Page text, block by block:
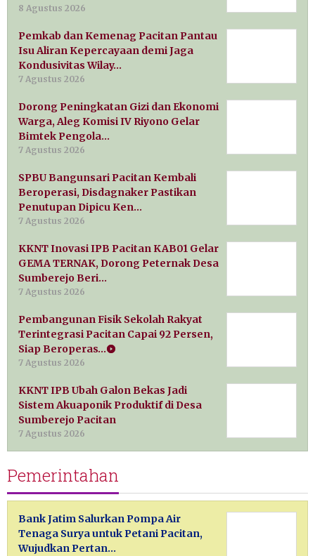
8 Agustus 2026
Pemkab dan Kemenag Pacitan Pantau
Isu Aliran Kepercayaan demi Jaga
Kondusivitas Wilay…
7 Agustus 2026
Dorong Peningkatan Gizi dan Ekonomi
Warga, Aleg Komisi IV Riyono Gelar
Bimtek Pengola…
7 Agustus 2026
SPBU Bangunsari Pacitan Kembali
Beroperasi, Disdagnaker Pastikan
Penutupan Dipicu Ken…
7 Agustus 2026
KKNT Inovasi IPB Pacitan KAB01 Gelar
GEMA TERNAK, Dorong Peternak Desa
Sumberejo Beri…
7 Agustus 2026
Pembangunan Fisik Sekolah Rakyat
Terintegrasi Pacitan Capai 92 Persen,
Siap Beroperas…
7 Agustus 2026
KKNT IPB Ubah Galon Bekas Jadi
Sistem Akuaponik Produktif di Desa
Sumberejo Pacitan
7 Agustus 2026
Pemerintahan
Bank Jatim Salurkan Pompa Air
Tenaga Surya untuk Petani Pacitan,
Wujudkan Pertan…